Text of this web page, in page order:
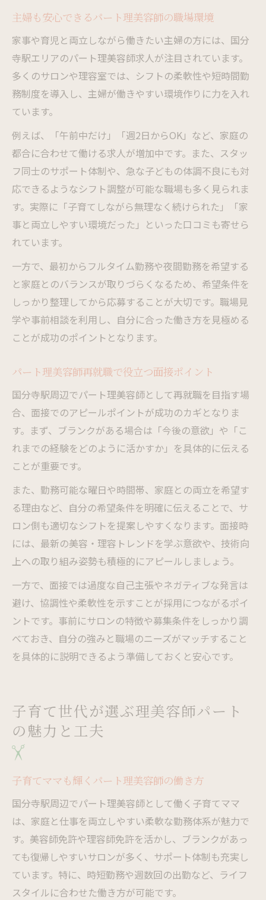
主婦も安心できるパート理美容師の職場環境
家事や育児と両立しながら働きたい主婦の方には、国分
寺駅エリアのパート理美容師求人が注目されています。
多くのサロンや理容室では、シフトの柔軟性や短時間勤
務制度を導入し、主婦が働きやすい環境作りに力を入れ
ています。
例えば、「午前中だけ」「週2日からOK」など、家庭の
都合に合わせて働ける求人が増加中です。また、スタッ
フ同士のサポート体制や、急な子どもの体調不良にも対
応できるようなシフト調整が可能な職場も多く見られま
す。実際に「子育てしながら無理なく続けられた」「家
事と両立しやすい環境だった」といった口コミも寄せら
れています。
一方で、最初からフルタイム勤務や夜間勤務を希望する
と家庭とのバランスが取りづらくなるため、希望条件を
しっかり整理してから応募することが大切です。職場見
学や事前相談を利用し、自分に合った働き方を見極める
ことが成功のポイントとなります。
パート理美容師再就職で役立つ面接ポイント
国分寺駅周辺でパート理美容師として再就職を目指す場
合、面接でのアピールポイントが成功のカギとなりま
す。まず、ブランクがある場合は「今後の意欲」や「こ
れまでの経験をどのように活かすか」を具体的に伝える
ことが重要です。
また、勤務可能な曜日や時間帯、家庭との両立を希望す
る理由など、自分の希望条件を明確に伝えることで、サ
ロン側も適切なシフトを提案しやすくなります。面接時
には、最新の美容・理容トレンドを学ぶ意欲や、技術向
上への取り組み姿勢も積極的にアピールしましょう。
一方で、面接では過度な自己主張やネガティブな発言は
避け、協調性や柔軟性を示すことが採用につながるポイ
ントです。事前にサロンの特徴や募集条件をしっかり調
べておき、自分の強みと職場のニーズがマッチすること
を具体的に説明できるよう準備しておくと安心です。
子育て世代が選ぶ理美容師パート
の魅力と工夫
子育てママも輝くパート理美容師の働き方
国分寺駅周辺でパート理美容師として働く子育てママ
は、家庭と仕事を両立しやすい柔軟な勤務体系が魅力で
す。美容師免許や理容師免許を活かし、ブランクがあっ
ても復帰しやすいサロンが多く、サポート体制も充実し
ています。特に、時短勤務や週数回の出勤など、ライフ
スタイルに合わせた働き方が可能です。